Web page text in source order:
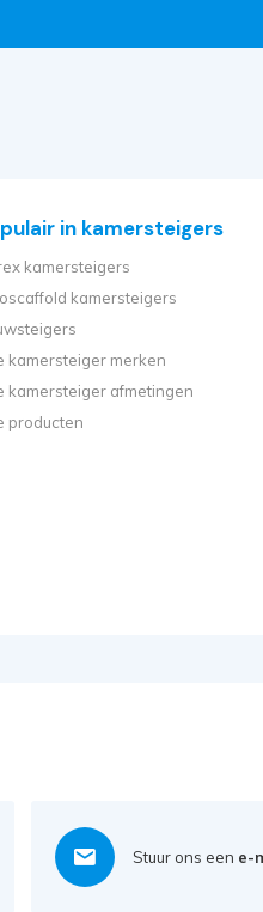
in kamersteigers
kamersteigers
kamersteigers
kamersteiger merken
kamersteiger afmetingen
producten
Stuur ons een e-